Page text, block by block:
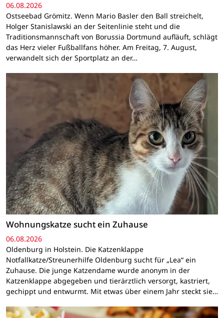
06.08.2026
Ostseebad Grömitz. Wenn Mario Basler den Ball streichelt,
Holger Stanislawski an der Seitenlinie steht und die
Traditionsmannschaft von Borussia Dortmund aufläuft, schlägt
das Herz vieler Fußballfans höher. Am Freitag, 7. August,
verwandelt sich der Sportplatz an der…
Wohnungskatze sucht ein Zuhause
06.08.2026
Oldenburg in Holstein. Die Katzenklappe
Notfallkatze/Streunerhilfe Oldenburg sucht für „Lea“ ein
Zuhause. Die junge Katzendame wurde anonym in der
Katzenklappe abgegeben und tierärztlich versorgt, kastriert,
gechippt und entwurmt. Mit etwas über einem Jahr steckt sie…